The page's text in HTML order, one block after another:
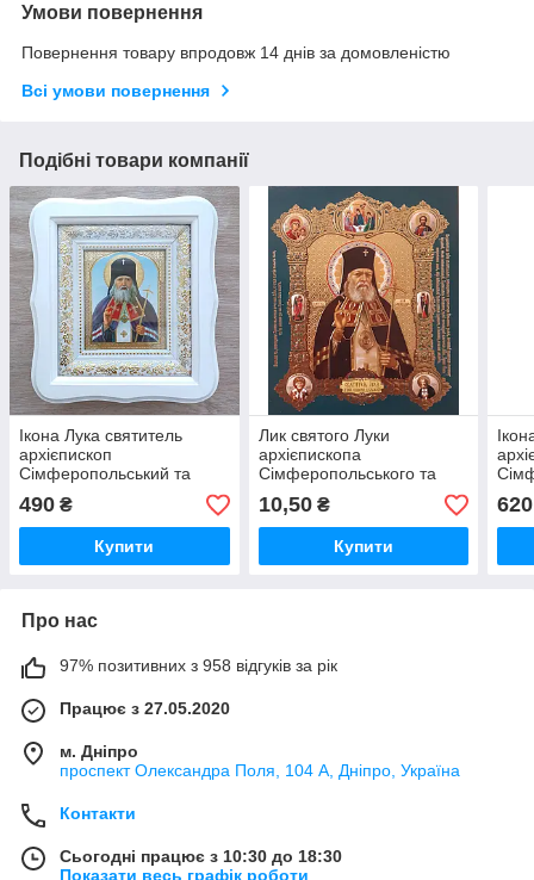
Умови повернення
Повернення товару впродовж 14 днів за домовленістю
Всі умови повернення
Подібні товари компанії
Ікона Лука святитель
архієпископ
Сімферопольський та
Кримський, обличчя 10х12
см, у білому фігурному
дерев'яному кіоті, 12116
490 ₴
Купити
Лик святого Луки
архієпископа
Сімферопольського та
Кримського 10х12 см,
конгрев
10,50₴
Купити
620
Про нас
97% позитивних з 958 відгуків за рік
Працює з 27.05.2020
м. Дніпро
проспект Олександра Поля, 104 А, Дніпро, Україна
Контакти
Сьогодні працює з 10:30 до 18:30
Показати весь графік роботи